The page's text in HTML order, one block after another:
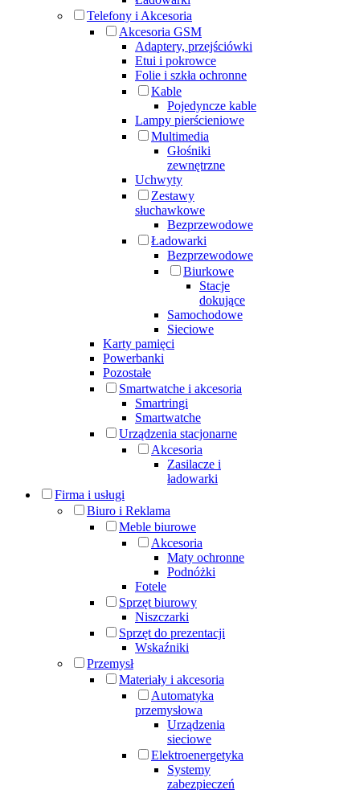
Telefony i Akcesoria
Akcesoria GSM
Adaptery, przejściówki
Etui i pokrowce
Folie i szkła ochronne
Kable
Pojedyncze kable
Lampy pierścieniowe
Multimedia
Głośniki
zewnętrzne
Uchwyty
Zestawy
słuchawkowe
Bezprzewodowe
Ładowarki
Bezprzewodowe
Biurkowe
Stacje
dokujące
Samochodowe
Sieciowe
Karty pamięci
Powerbanki
Pozostałe
Smartwatche i akcesoria
Smartringi
Smartwatche
Urządzenia stacjonarne
Akcesoria
Zasilacze i
ładowarki
Firma i usługi
Biuro i Reklama
Meble biurowe
Akcesoria
Maty ochronne
Podnóżki
Fotele
Sprzęt biurowy
Niszczarki
Sprzęt do prezentacji
Wskaźniki
Przemysł
Materiały i akcesoria
Automatyka
przemysłowa
Urządzenia
sieciowe
Elektroenergetyka
Systemy
zabezpieczeń